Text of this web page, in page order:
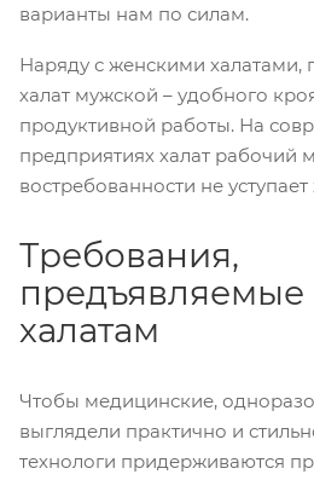
варианты нам по силам.
Наряду с женскими халатами,
халат мужской – удобного
продуктивной работы. На
предприятиях халат рабочий
востребованности не
Требования,
предъявляемые
халатам
Чтобы медицинские,
выглядели практично и
технологи придерживаются